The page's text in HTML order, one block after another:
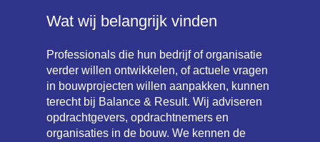
Wat wij belangrijk vinden
Professionals die hun bedrijf of organisatie
verder willen ontwikkelen, of actuele vragen
in bouwprojecten willen aanpakken, kunnen
terecht bij Balance & Result. Wij adviseren
opdrachtgevers, opdrachtnemers en
organisaties in de bouw. We kennen de